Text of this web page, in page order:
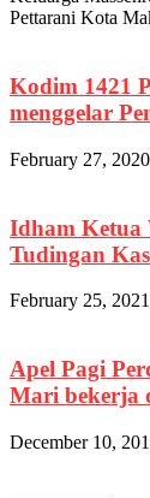
Pettarani Kota
Kodim 1421
menggelar
February 27, 2020
Idham Ketua
Tudingan
February 25, 2021
Apel Pagi
Mari bekerja
December 10,